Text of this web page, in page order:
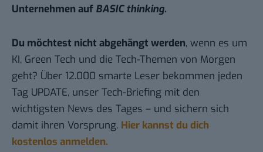
Unternehmen auf BASIC thinking.
Du möchtest nicht abgehängt werden, wenn es um
KI, Green Tech und die Tech-Themen von Morgen
geht? Über 12.000 smarte Leser bekommen jeden
Tag UPDATE, unser Tech-Briefing mit den
wichtigsten News des Tages – und sichern sich
damit ihren Vorsprung. Hier kannst du dich
kostenlos anmelden.